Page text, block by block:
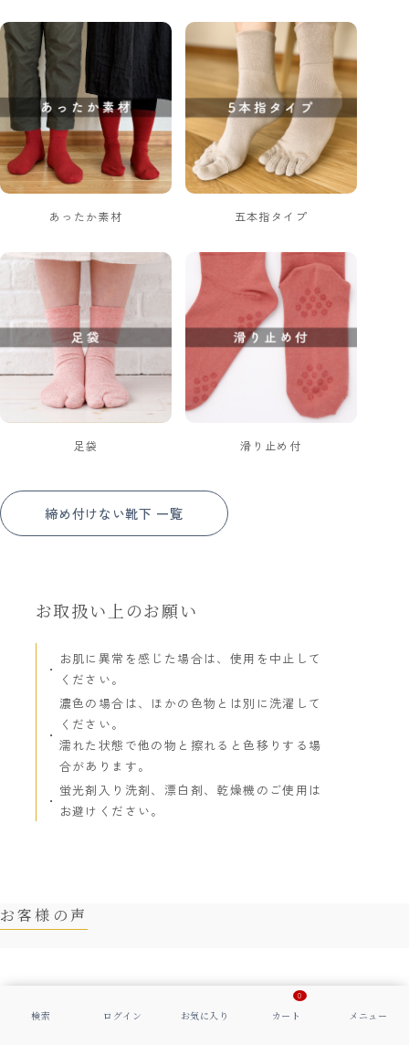
あったか素材 五本指タイプ
足袋 滑り止め付
締め付けない靴下 一覧
お取扱い上のお願い
お肌に異常を感じた場合は、使用を中止して
ください。
濃色の場合は、ほかの色物とは別に洗濯して
ください。
濡れた状態で他の物と擦れると色移りする場
合があります。
蛍光剤入り洗剤、漂白剤、乾燥機のご使用は
お避けください。
お客様の声
0